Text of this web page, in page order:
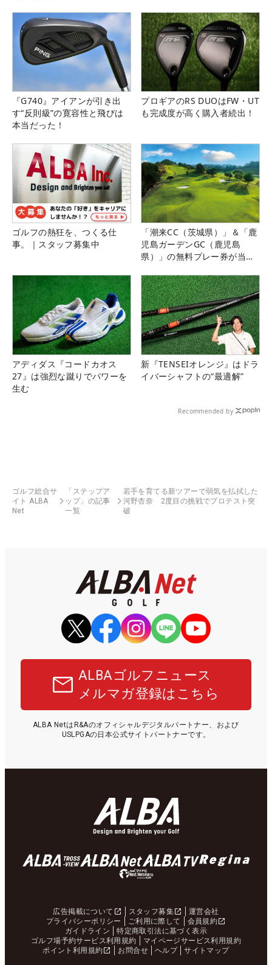
『G740』アイアンが引き出
す“反則級”の寛容性と飛びは
本当だった！
プロギアのRS DUOはFW・UT
も完成度が高く購入者続出！
ゴルフの熱狂を、つくる仕
事。｜スタッフ募集中
「潮来CC（茨城県）」＆「鹿
児島ガーデンGC（鹿児島
県）」の無料プレー券が当た
アディダス『コードカオス
27』は強烈な蹴りでパワーを
生む
新『TENSEIオレンジ』はドラ
イバーシャフトの“最適解”
Recommended by
ゴルフ総合サ
イト ALBA
Net
「ステップア
ップ」の記事
一覧
若手を育てる新ツアーで弱気を払拭した
河野杏奈 2度目の挑戦でプロテスト突
破
ALBAゴルフニュース
メルマガ登録はこちら
ALBA NetはR&Aのオフィシャルデジタルパートナー、および
USLPGAの日本公式サイトパートナーです。
広告掲載について スタッフ募集
運営会社
プライバシーポリシー
ご利用に際して
会員規約
ガイドライン
特定商取引法に基づく表示
ゴルフ場予約サービス利用規約
マイページサービス利用規約
ポイント利用規約
お問合せ ヘルプ サイトマップ